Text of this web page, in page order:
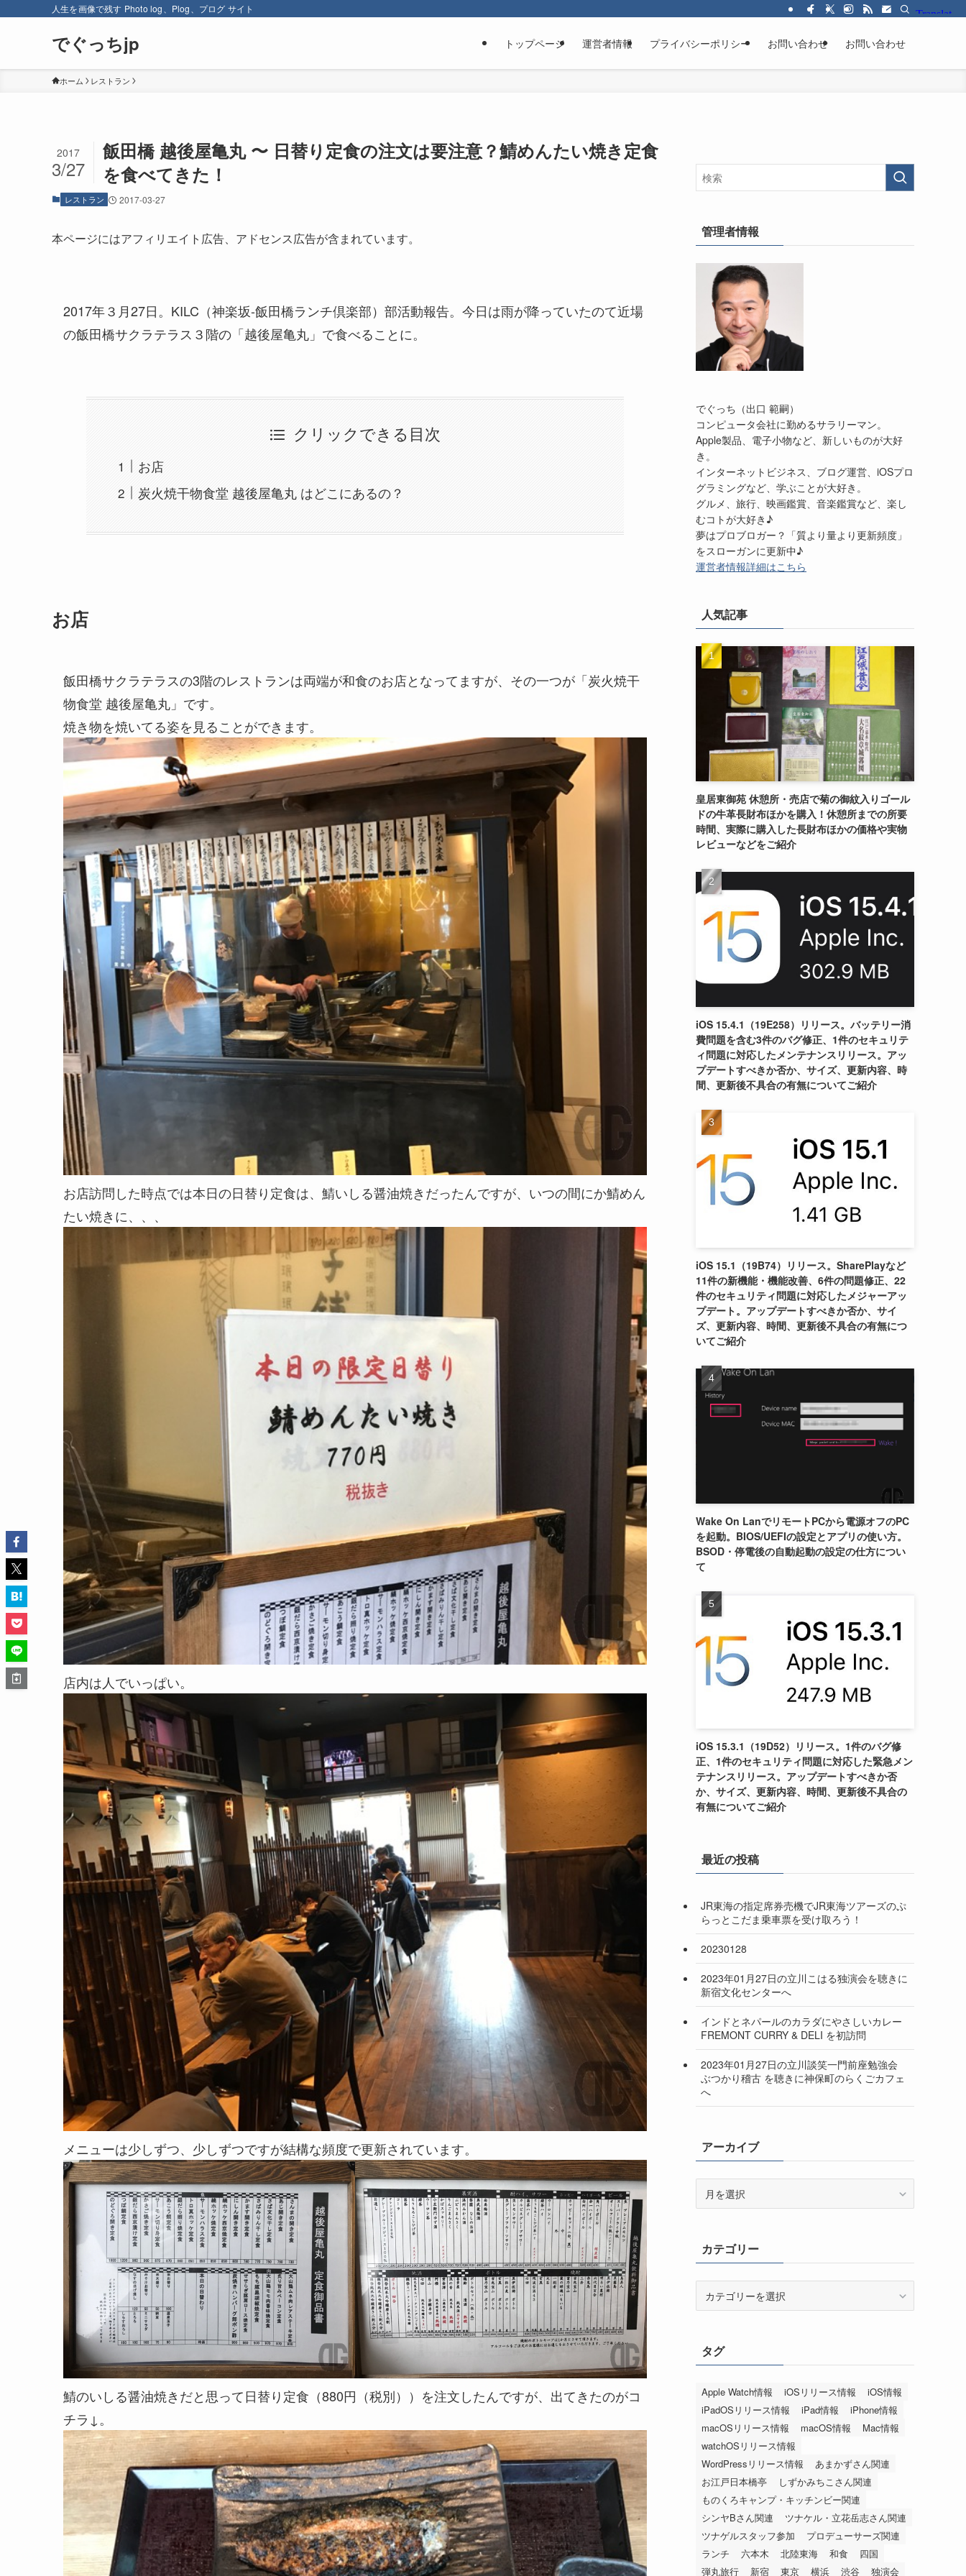
人生を画像で残す Photo log、Plog、プログ サイト
でぐっちjp トップページ 運営者情報 プライバシーポリシー お問い合わせ お問い合わせ
ホーム レストラン
飯田橋 越後屋亀丸 〜 日替り定食の注文は要注意？鯖めんたい焼き定食
を食べてきた！
2017
3/27
レストラン 2017-03-27
本ページにはアフィリエイト広告、アドセンス広告が含まれています。
2017年３月27日。KILC（神楽坂-飯田橋ランチ倶楽部）部活動報告。今日は雨が降っていたのて近場
の飯田橋サクラテラス３階の「越後屋亀丸」で食べることに。
クリックできる目次
お店
炭火焼干物食堂 越後屋亀丸 はどこにあるの？
お店
飯田橋サクラテラスの3階のレストランは両端が和食のお店となってますが、その一つが「炭火焼干
物食堂 越後屋亀丸」です。
焼き物を焼いてる姿を見ることができます。
お店訪問した時点では本日の日替り定食は、鯖いしる醤油焼きだったんですが、いつの間にか鯖めん
たい焼きに、、、
店内は人でいっぱい。
メニューは少しずつ、少しずつですが結構な頻度で更新されています。
鯖のいしる醤油焼きだと思って日替り定食（880円（税別））を注文したんですが、出てきたのがコ
チラ↓。
管理者情報
でぐっち（出口 範嗣）
コンピュータ会社に勤めるサラリーマン。
Apple製品、電子小物など、新しいものが大好
き。
インターネットビジネス、ブログ運営、iOSプロ
グラミングなど、学ぶことが大好き。
グルメ、旅行、映画鑑賞、音楽鑑賞など、楽し
むコトが大好き♪
夢はプロブロガー？「質より量より更新頻度」
をスローガンに更新中♪
運営者情報詳細はこちら
人気記事
皇居東御苑 休憩所・売店で菊の御紋入りゴール
ドの牛革長財布ほかを購入！休憩所までの所要
時間、実際に購入した長財布ほかの価格や実物
レビューなどをご紹介
iOS 15.4.1（19E258）リリース。バッテリー消
費問題を含む3件のバグ修正、1件のセキュリテ
ィ問題に対応したメンテナンスリリース。アッ
プデートすべきか否か、サイズ、更新内容、時
間、更新後不具合の有無についてご紹介
iOS 15.1（19B74）リリース。SharePlayなど
11件の新機能・機能改善、6件の問題修正、22
件のセキュリティ問題に対応したメジャーアッ
プデート。アップデートすべきか否か、サイ
ズ、更新内容、時間、更新後不具合の有無につ
いてご紹介
Wake On LanでリモートPCから電源オフのPC
を起動。BIOS/UEFIの設定とアプリの使い方。
BSOD・停電後の自動起動の設定の仕方につい
て
iOS 15.3.1（19D52）リリース。1件のバグ修
正、1件のセキュリティ問題に対応した緊急メン
テナンスリリース。アップデートすべきか否
か、サイズ、更新内容、時間、更新後不具合の
有無についてご紹介
最近の投稿
JR東海の指定席券売機でJR東海ツアーズのぷ
らっとこだま乗車票を受け取ろう！
20230128
2023年01月27日の立川こはる独演会を聴きに
新宿文化センターへ
インドとネパールのカラダにやさしいカレー
FREMONT CURRY & DELI を初訪問
2023年01月27日の立川談笑一門前座勉強会
ぶつかり稽古 を聴きに神保町のらくごカフェ
へ
アーカイブ
ブカテゴリー
ータグ
Apple Watch情報 iOSリリース情報
iOS情報
iPadOSリリース情報
iPad情報
iPhone情報
macOSリリース情報
macOS情報
Mac情報
watchOSリリース情報
WordPressリリース情報
あまかずさん関連
お江戸日本橋亭
しずかみちこさん関連
ものくろキャンプ・キッチンビー関連
シンヤBさん関連
ツナケル・立花岳志さん関連
ツナゲルスタッフ参加
プロデューサーズ関連
ランチ
六本木 北陸東海 和食
四国
弾丸旅行
新宿 東京 横浜 渋谷 独演会